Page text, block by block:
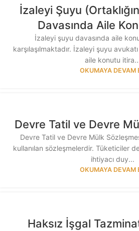
İzaleyi Şuyu
Davasında Aile
İzaleyi şuyu davasında aile
karşılaşılmaktadır. İzaleyi şuyu
aile konutu
OKUMAYA DEVAM
Devre Tatil ve Devre
Devre Tatil ve Devre Mülk
kullanılan sözleşmelerdir. Tüketiciler
ihtiyacı duy...
OKUMAYA DEVAM
Haksız İşgal